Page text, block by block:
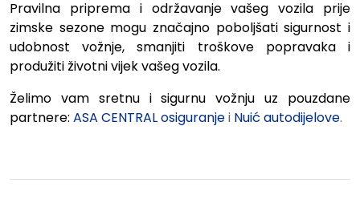
Pravilna priprema i održavanje vašeg vozila prije
zimske sezone mogu značajno poboljšati sigurnost i
udobnost vožnje, smanjiti troškove popravaka i
produžiti životni vijek vašeg vozila.
Želimo vam sretnu i sigurnu vožnju uz pouzdane
partnere: ASA CENTRAL osiguranjei Nuić autodijelove.